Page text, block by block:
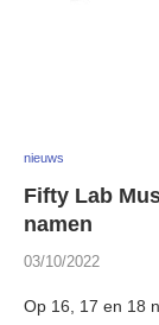
nieuws
Fifty Lab
namen
03/10/2022
Op 16, 17 en 18